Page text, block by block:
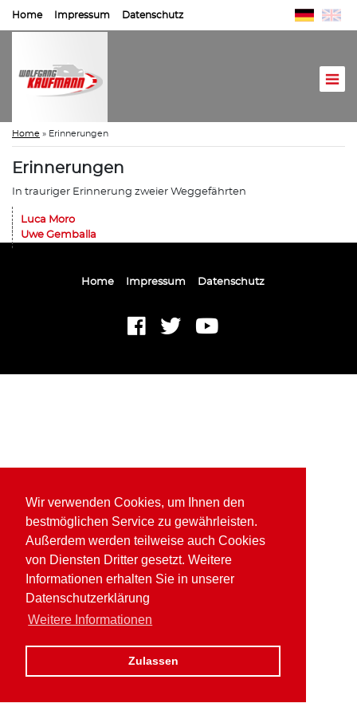
Wir verwenden Cookies, um Ihnen den
bestmöglichen Service zu gewährleisten.
Außerdem werden teilweise auch Cookies
von Diensten Dritter gesetzt. Weitere
Informationen erhalten Sie in unserer
Datenschutzerklärung
Weitere Informationen
Zulassen
Home Impressum Datenschutz
Home » Erinnerungen
Erinnerungen
In trauriger Erinnerung zweier Weggefährten
Luca Moro
Uwe Gemballa
Home Impressum Datenschutz